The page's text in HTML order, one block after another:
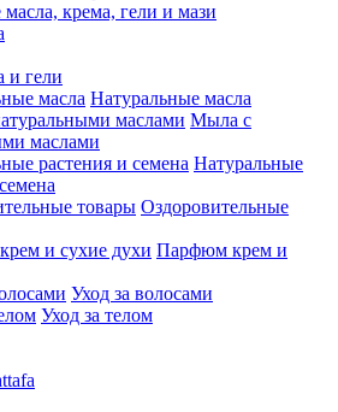
крема, гели и мази
и гели
Натуральные масла
Мыла с
маслами
Натуральные
Оздоровительные
Парфюм крем и
Уход за волосами
Уход за телом